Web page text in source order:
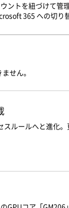
ントを紐づけて管
365 への切り
せん。
ルールへと進化